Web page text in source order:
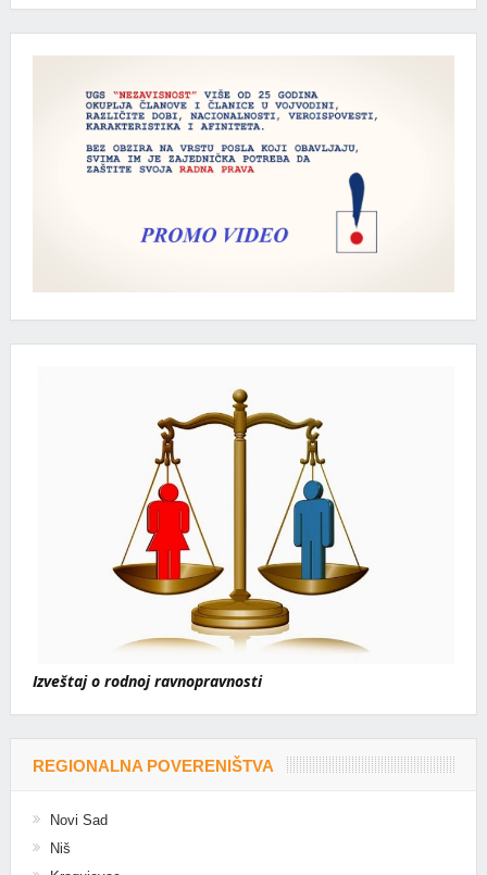
Izveštaj o rodnoj ravnopravnosti
REGIONALNA POVERENIŠTVA
Novi Sad
Niš